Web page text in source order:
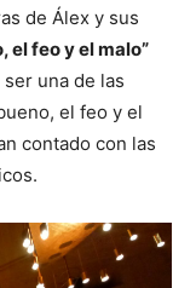
de Álex y sus
el feo y el malo”
una de las
el feo y el
contado con las